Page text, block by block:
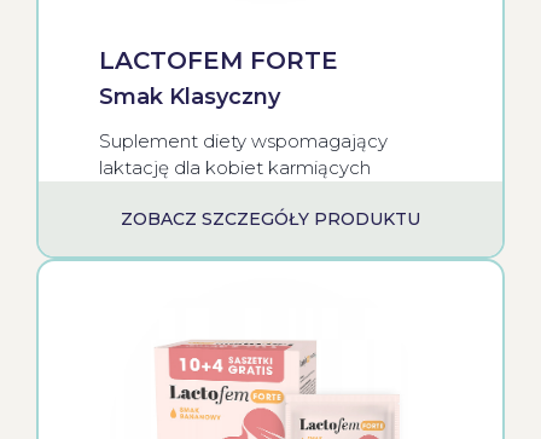
LACTOFEM FORTE
Smak Klasyczny
Suplement diety wspomagający
laktację dla kobiet karmiących
ZOBACZ SZCZEGÓŁY PRODUKTU